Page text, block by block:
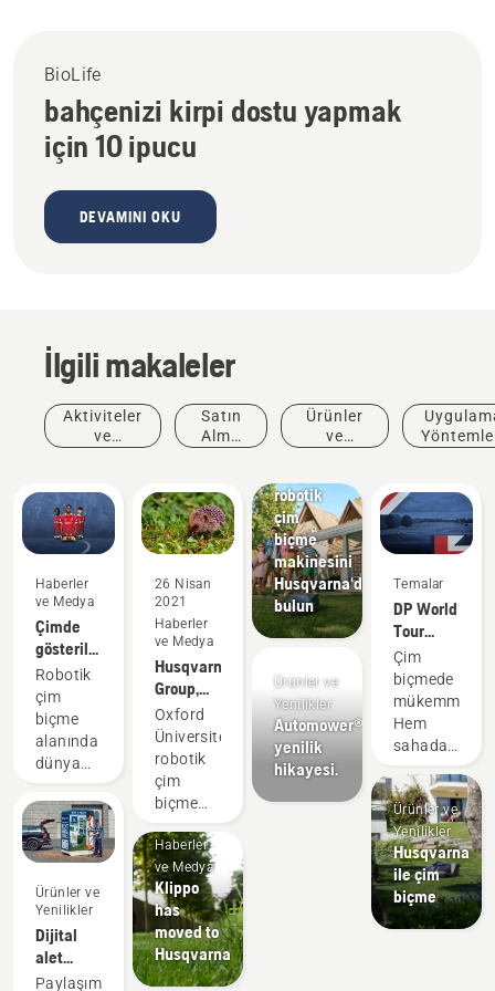
BioLife
bahçenizi kirpi dostu yapmak
için 10 ipucu
DEVAMINI OKU
İlgili makaleler
Aktiviteler
ve
Satın
Alma
Ürünler
ve
Haberler
ve Medya
Çimde
gösterilen
üstün
performans
her
zaman
karşılığını
Robotik
çim
biçme
alanında
dünya
olan
Husqvarna,
ikonik bir
kulübü
olan
Liverpool
FC ile
ortaklığını
Ürünler ve
Yenilikler
Dijital
alet
bölmeleri
Paylaşım
26 Nisan
2021
Haberler
ve Medya
Husqvarna
Group,
robotik
çim
biçme
makinesi
güvenliği
yeni
araştırmaları
memnuniyetle
karşılar
Oxford
Üniversitesi'nden
robotik
çim
biçme
kirpiler
için
oluşturduğu
tehlikeler
üzerinde
yapılan
yakın
Haberler
ve Medya
Klippo
has
moved to
Husqvarna
Uygulama
Yöntemleri
ve
Haberler
ve Medya
robotik
çim
biçme
makinesini
Husqvarna'da
bulun
Ürünler ve
Yenilikler
Automower®
yenilik
hikayesi.
Temalar
DP World
Tour
Resmi
Robotik
Çim
Biçme İş
Ortağı
Çim
biçmede
mükemmellik.
Hem
sahada
bahçenizde.
Ürünler ve
Yenilikler
Husqvarna
ile çim
biçme